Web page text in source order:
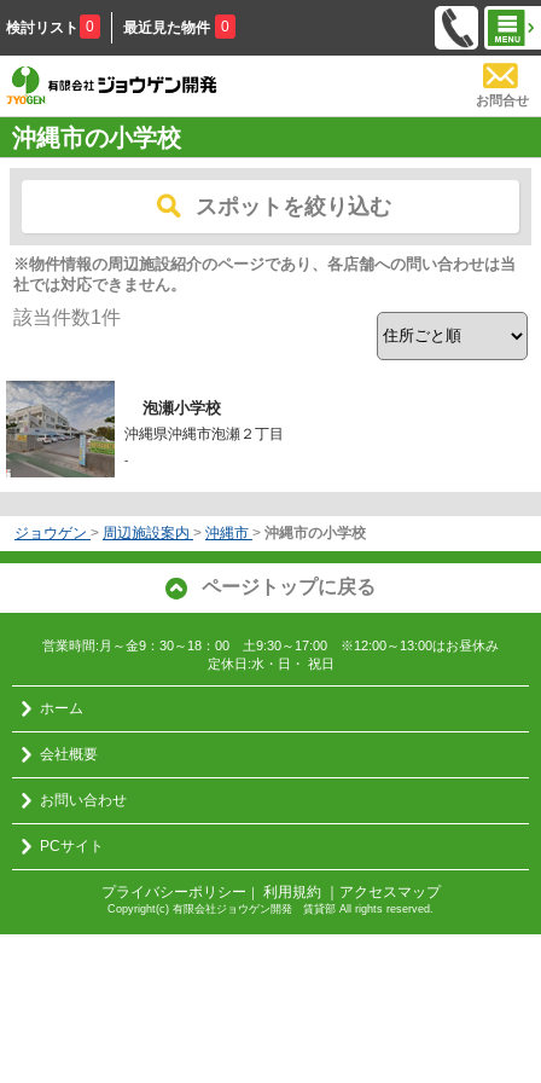
検討リスト 0 最近見た物件 0
お問合せ
沖縄市の小学校
スポットを絞り込む
※物件情報の周辺施設紹介のページであり、各店舗への問い合わせは当
社では対応できません。
該当件数1件
泡瀬小学校
沖縄県沖縄市泡瀬２丁目
-
ジョウゲン > 周辺施設案内 > 沖縄市 > 沖縄市の小学校
ページトップに戻る
営業時間:月～金9：30～18：00 土9:30～17:00 ※12:00～13:00はお昼休み
定休日:水・日・ 祝日
ホーム
会社概要
お問い合わせ
PCサイト
プライバシーポリシー ｜ 利用規約 ｜アクセスマップ
Copyright(c) 有限会社ジョウゲン開発 賃貸部 All rights reserved.